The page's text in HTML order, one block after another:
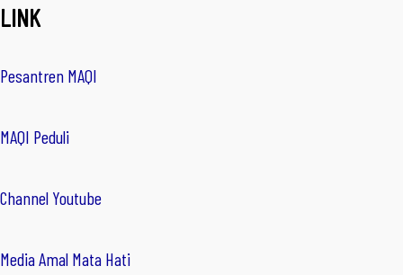
LINK
Pesantren MAQI
MAQI Peduli
Channel Youtube
Media Amal Mata Hati